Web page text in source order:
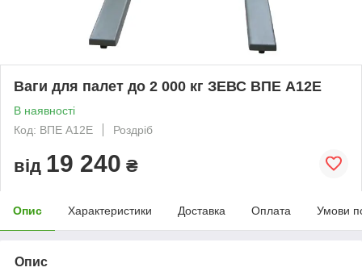
Ваги для палет до 2 000 кг ЗЕВС ВПЕ A12E
В наявності
Код: ВПЕ A12E
Роздріб
від 19 240 ₴
Опис Характеристики Доставка Оплата Умови
Опис